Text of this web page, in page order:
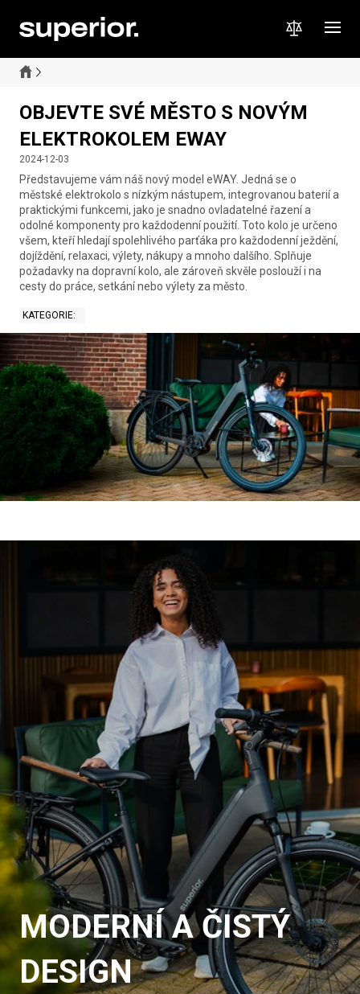
OBJEVTE SVÉ MĚSTO S NOVÝM
ELEKTROKOLEM EWAY
2024-12-03
Představujeme vám náš nový model eWAY. Jedná se o
městské elektrokolo s nízkým nástupem, integrovanou baterií a
praktickými funkcemi, jako je snadno ovladatelné řazení a
odolné komponenty pro každodenní použití. Toto kolo je určeno
všem, kteří hledají spolehlivého parťáka pro každodenní ježdění,
dojíždění, relaxaci, výlety, nákupy a mnoho dalšího. Splňuje
požadavky na dopravní kolo, ale zároveň skvěle poslouží i na
cesty do práce, setkání nebo výlety za město.
KATEGORIE:
MODERNÍ A ČISTÝ
DESIGN